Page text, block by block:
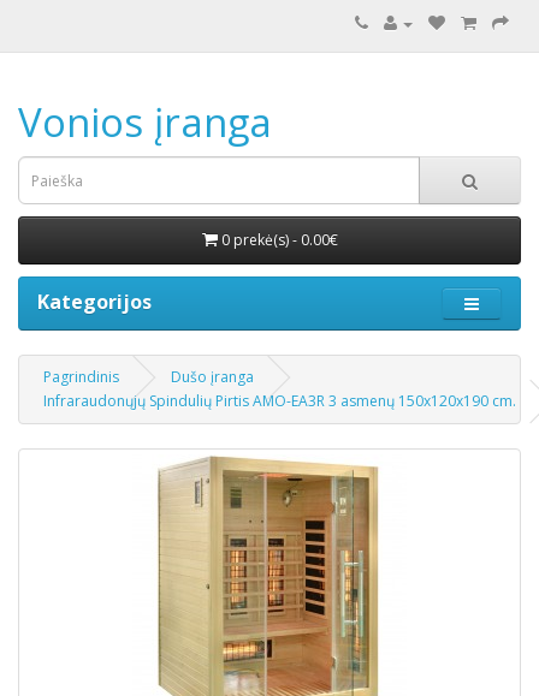
Vonios įranga
0 prekė(s) - 0.00€
Kategorijos
Pagrindinis
Dušo įranga
Infraraudonųjų Spindulių Pirtis AMO-EA3R 3 asmenų 150x120x190 cm.